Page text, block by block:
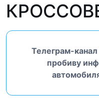
Телеграм-канал
пробиву